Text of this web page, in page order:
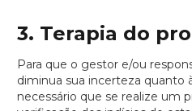
3. Terapia do
Para que o gestor e/ou
diminua sua incerteza quanto
necessário que se realize um